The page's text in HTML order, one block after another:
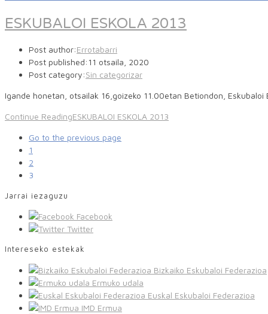
ESKUBALOI ESKOLA 2013
Post author:Errotabarri
Post published: 11 otsaila, 2020
Post category:Sin categorizar
Igande honetan, otsailak 16,goizeko 11.00etan Betiondon,
Continue ReadingESKUBALOI ESKOLA 2013
Go to the previous page
1
2
3
Jarrai iezaguzu
Facebook
Twitter
Intereseko estekak
Bizkaiko Eskubaloi Federazioa
Ermuko udala
Euskal Eskubaloi Federazioa
IMD Ermua